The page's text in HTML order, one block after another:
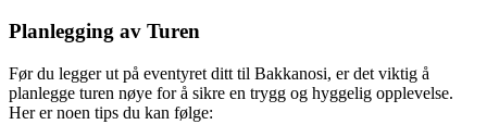
Planlegging av Turen
Før du legger ut på eventyret ditt til Bakkanosi, er det viktig å
planlegge turen nøye for å sikre en trygg og hyggelig opplevelse.
Her er noen tips du kan følge: